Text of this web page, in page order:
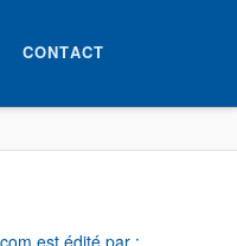
CONTACT
est édité par :